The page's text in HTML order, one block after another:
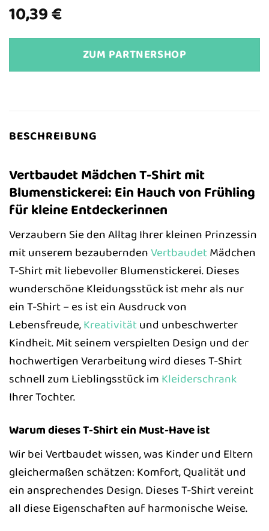
10,39€
ZUM PARTNERSHOP
BESCHREIBUNG
Vertbaudet Mädchen T-Shirt mit
Blumenstickerei: Ein Hauch von Frühling
für kleine Entdeckerinnen
Verzaubern Sie den Alltag Ihrer kleinen Prinzessin
mit unserem bezauberndenVertbaudetMädchen
T-Shirt mit liebevoller Blumenstickerei. Dieses
wunderschöne Kleidungsstück ist mehr als nur
ein T-Shirt – es ist ein Ausdruck von
Lebensfreude,Kreativitätund unbeschwerter
Kindheit. Mit seinem verspielten Design und der
hochwertigen Verarbeitung wird dieses T-Shirt
schnell zum Lieblingsstück im Kleiderschrank
Ihrer Tochter.
Warum dieses T-Shirt ein Must-Have ist
Wir bei Vertbaudet wissen, was Kinder und Eltern
gleichermaßen schätzen: Komfort, Qualität und
ein ansprechendes Design. Dieses T-Shirt vereint
all diese Eigenschaften auf harmonische Weise.